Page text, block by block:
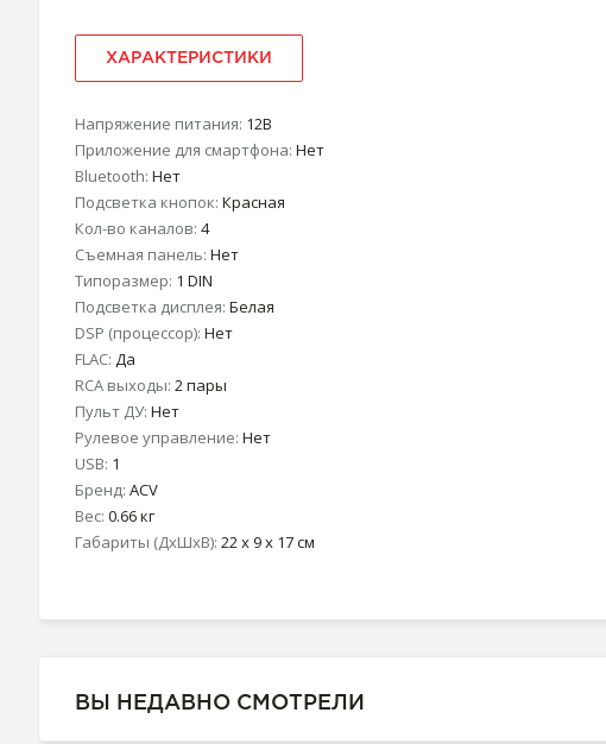
ХАРАКТЕРИСТИКИ
Напряжение питания: 12В
Приложение для смартфона: Нет
Bluetooth: Нет
Подсветка кнопок: Красная
Кол-во каналов: 4
Съемная панель: Нет
Типоразмер: 1 DIN
Подсветка дисплея: Белая
DSP (процессор): Нет
FLAC: Да
RCA выходы: 2 пары
Пульт ДУ: Нет
Рулевое управление: Нет
USB: 1
Бренд: ACV
Вес: 0.66 кг
Габариты (ДхШхВ): 22 x 9 x 17 см
ВЫ НЕДАВНО СМОТРЕЛИ